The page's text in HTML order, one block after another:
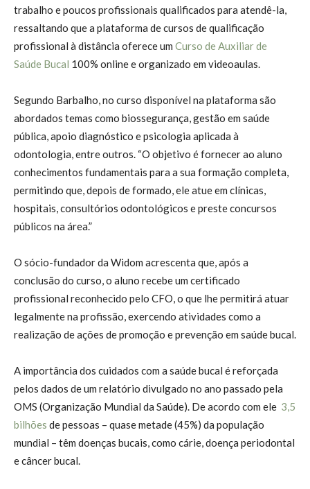
trabalho e poucos profissionais qualificados para atendê-la,
ressaltando que a plataforma de cursos de qualificação
profissional à distância oferece um Curso de Auxiliar de
Saúde Bucal 100% online e organizado em videoaulas.
Segundo Barbalho, no curso disponível na plataforma são
abordados temas como biossegurança, gestão em saúde
pública, apoio diagnóstico e psicologia aplicada à
odontologia, entre outros. “O objetivo é fornecer ao aluno
conhecimentos fundamentais para a sua formação completa,
permitindo que, depois de formado, ele atue em clínicas,
hospitais, consultórios odontológicos e preste concursos
públicos na área.”
O sócio-fundador da Widom acrescenta que, após a
conclusão do curso, o aluno recebe um certificado
profissional reconhecido pelo CFO, o que lhe permitirá atuar
legalmente na profissão, exercendo atividades como a
realização de ações de promoção e prevenção em saúde bucal.
A importância dos cuidados com a saúde bucal é reforçada
pelos dados de um relatório divulgado no ano passado pela
OMS (Organização Mundial da Saúde). De acordo com ele 3,5
bilhões de pessoas – quase metade (45%) da população
mundial – têm doenças bucais, como cárie, doença periodontal
e câncer bucal.